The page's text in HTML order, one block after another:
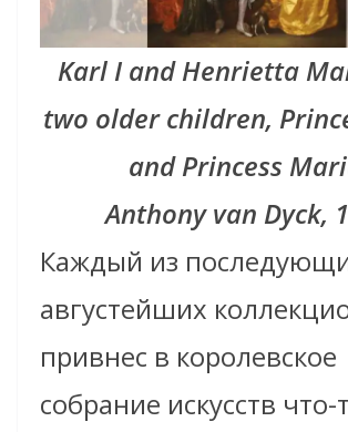
Karl I and Henrietta
two older children,
and Princess
Anthony van Dyck,
Каждый из
августейших
привнес в королевское
собрание искусств что-